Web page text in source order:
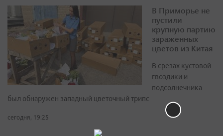
В Приморье не
пустили
крупную партию
зараженных
цветов из Китая
В срезах кустовой
гвоздики и
подсолнечника
был обнаружен западный цветочный трипс
сегодня, 19:25